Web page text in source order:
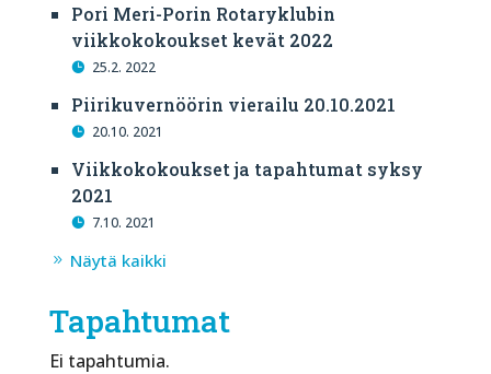
Pori Meri-Porin Rotaryklubin
viikkokokoukset kevät 2022
25.2. 2022
Piirikuvernöörin vierailu 20.10.2021
20.10. 2021
Viikkokokoukset ja tapahtumat syksy
2021
7.10. 2021
Näytä kaikki
Tapahtumat
Ei tapahtumia.